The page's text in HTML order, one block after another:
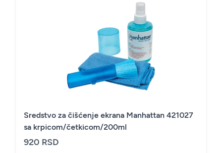
Sredstvo za čišćenje ekrana Manhattan 421027
sa krpicom/četkicom/200ml
920 RSD